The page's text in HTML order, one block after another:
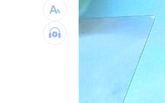
2000人堵教堂搶
台灣彩券開獎直播中
LIVE三立+24小時
三立iNEWS新聞台